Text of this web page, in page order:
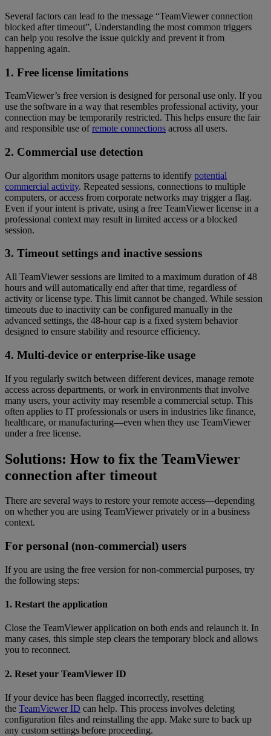
Several factors can lead to the message “TeamViewer connection
blocked after timeout”, Understanding the most common triggers
can help you resolve the issue quickly and prevent it from
happening again.
1. Free license limitations
TeamViewer’s free version is designed for personal use only. If you
use the software in a way that resembles professional activity, your
connection may be temporarily restricted. This helps ensure the fair
and responsible use ofremote connections across all users.
2. Commercial use detection
Our algorithm monitors usage patterns to identify potential
commercial activity. Repeated sessions, connections to multiple
computers, or access from corporate networks may trigger a flag.
Even if your intent is private, using a free TeamViewer license in a
professional context may result in limited access or a blocked
session.
3. Timeout settings and inactive sessions
All TeamViewer sessions are limited to a maximum duration of 48
hours and will automatically end after that time, regardless of
activity or license type. This limit cannot be changed. While session
timeouts due to inactivity can be configured manually in the
advanced settings, the 48-hour cap is a fixed system behavior
designed to ensure stability and resource efficiency.
4. Multi-device or enterprise-like usage
If you regularly switch between different devices, manage remote
access across departments, or work in environments that involve
many users, your activity may resemble a commercial setup. This
often applies to IT professionals or users in industries like finance,
healthcare, or manufacturing—even when they use TeamViewer
under a free license.
Solutions: How to fix the TeamViewer
connection after timeout
There are several ways to restore your remote access—depending
on whether you are using TeamViewer privately or in a business
context.
For personal (non-commercial) users
If you are using the free version for non-commercial purposes, try
the following steps:
1. Restart the application
Close the TeamViewer application on both ends and relaunch it. In
many cases, this simple step clears the temporary block and allows
you to reconnect.
2. Reset your TeamViewer ID
If your device has been flagged incorrectly, resetting
the TeamViewer ID can help. This process involves deleting
configuration files and reinstalling the app. Make sure to back up
any custom settings before proceeding.